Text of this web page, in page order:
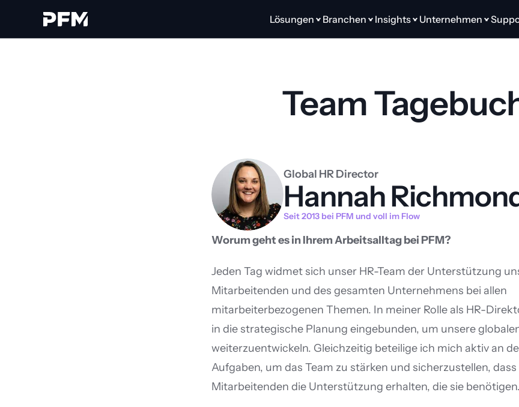
Lösungen Branchen Insights Unternehmen
Team
Global HR Director
Hannah
Seit 2013 bei PFM und voll im Flow
Worum geht es in Ihrem Arbeitsalltag bei PFM?
Jeden Tag widmet sich unser HR-Team der Unterstützung
Mitarbeitenden und des gesamten Unternehmens bei allen
mitarbeiterbezogenen Themen. In meiner Rolle als HR-
in die strategische Planung eingebunden, um unsere
weiterzuentwickeln. Gleichzeitig beteilige ich mich aktiv an
Aufgaben, um das Team zu stärken und sicherzustellen,
Mitarbeitenden die Unterstützung erhalten, die sie benötigen.